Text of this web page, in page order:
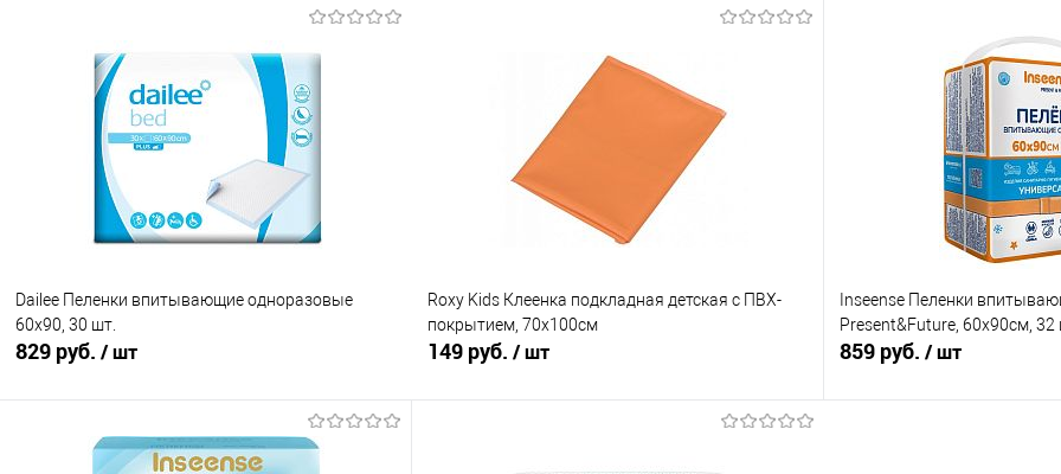
Купить в 1 клик
Сравнение
В избранное
В наличии
Сравнение
В избранное
В наличии
В
Купить в 1 клик
В избранное
Dailee Пеленки впитывающие одноразовые
60х90, 30 шт.
829 руб. / шт
В корзину
Roxy Kids Клеенка подкладная детская с ПВХ-
покрытием, 70х100см
149 руб. / шт
Inseense Пеленки
Present&Future, 60х90см, 32
859 руб. / шт